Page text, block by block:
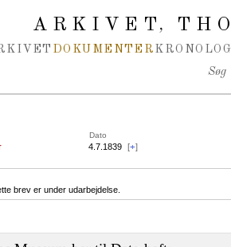
ARKIVET,
DOKUMENTER
Søg
Dato
4.7.1839 [+]
brev er under udarbejdelse.